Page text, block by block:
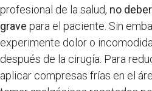
profesional de la salud, no
grave para el paciente. Sin
experimente dolor o
después de la cirugía. Para
aplicar compresas frías en el